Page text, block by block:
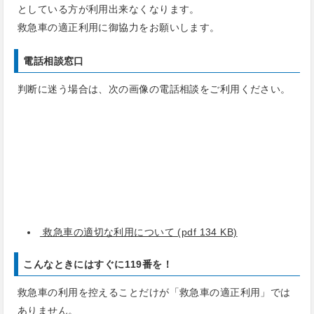
としている方が利用出来なくなります。
救急車の適正利用に御協力をお願いします。
電話相談窓口
判断に迷う場合は、次の画像の電話相談をご利用ください。
救急車の適切な利用について (pdf 134 KB)
こんなときにはすぐに119番を！
救急車の利用を控えることだけが「救急車の適正利用」では
ありません。